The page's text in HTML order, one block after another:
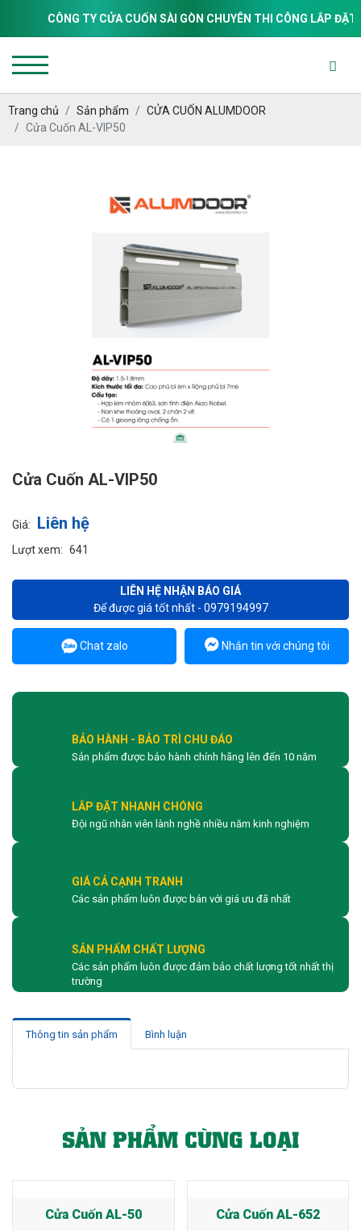
CÔNG TY CỬA CUỐN SÀI GÒN CHUYÊN THI CÔNG LẮP ĐẶT
Trang chủ Sản phẩm
CỬA CUỐN ALUMDOOR
Cửa Cuốn AL-VIP50
Cửa Cuốn AL-VIP50
Giá: Liên hệ
Lượt xem: 641
LIÊN HỆ NHẬN BÁO GIÁ
Để được giá tốt nhất - 0979194997
Chat zalo Nhắn tin với chúng tôi
BẢO HÀNH - BẢO TRÌ CHU ĐÁO
Sản phẩm được bảo hành chính hãng lên đến 10 năm
LẮP ĐẶT NHANH CHÓNG
Đội ngũ nhân viên lành nghề nhiều năm kinh nghiệm
GIÁ CẢ CẠNH TRANH
Các sản phẩm luôn được bán với giá ưu đã nhất
SẢN PHẨM CHẤT LƯỢNG
Các sản phẩm luôn được đảm bảo chất lượng tốt nhất thị
trường
Thông tin sản phẩm Bình luận
SẢN PHẨM CÙNG LOẠI
Cửa Cuốn AL-50 Cửa Cuốn AL-652